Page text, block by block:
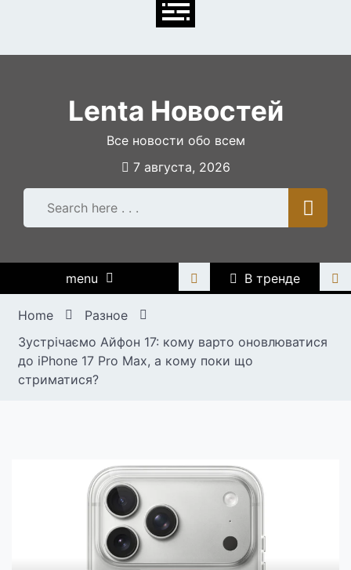
Lenta Новостей
Все новости обо всем
7 августа, 2026
menu В тренде
Home
Разное
Зустрічаємо Айфон 17: кому варто оновлюватися
до iPhone 17 Pro Max, а кому поки що
стриматися?